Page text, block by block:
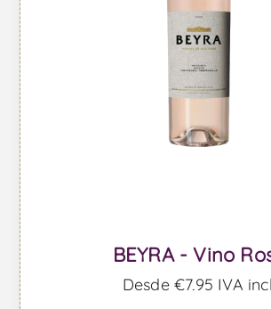
BEYRA - Vino
Desde €7,95 IVA